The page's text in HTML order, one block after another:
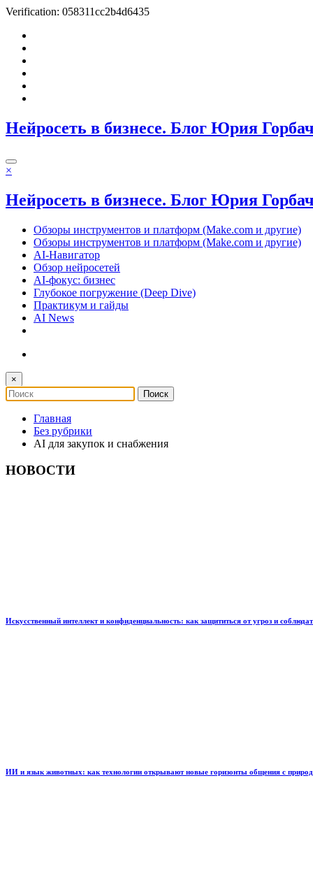
Verification: 058311cc2b4d6435
Перейти
содержимому
Нейросеть в бизнесе. Блог Юрия
×
Нейросеть в бизнесе. Блог Юрия
Обзоры инструментов и платформ (Make.com и другие)
Обзоры инструментов и платформ (Make.com и другие)
AI-Навигатор
Обзор нейросетей
AI-фокус: бизнес
Глубокое погружение (Deep Dive)
Практикум и гайды
AI News
×
Главная
Без рубрики
AI для закупок и снабжения
НОВОСТИ
Искусственный интеллект и конфиденциальность: как защититься от угроз и
ИИ и язык животных: как технологии открывают новые горизонты общения с